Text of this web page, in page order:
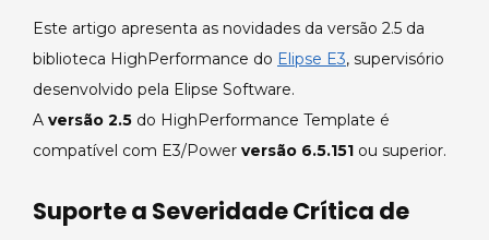
versão
2.5
do
HighPerformance.
Este artigo apresenta as novidades da versão 2.5 da
biblioteca HighPerformance do Elipse E3, supervisório
desenvolvido pela Elipse Software.
A versão 2.5 do HighPerformance Template é
compatível com E3/Power versão 6.5.151 ou superior.
Suporte a Severidade Crítica de